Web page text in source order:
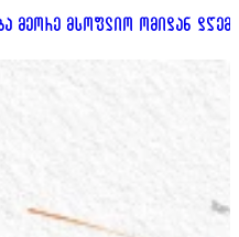
მეორე მსოფლიო ომიდან